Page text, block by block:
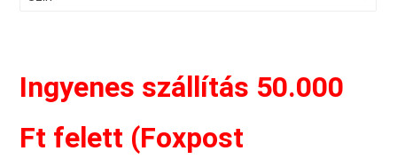
Ingyenes szállítás 50.000
Ft felett (Foxpost